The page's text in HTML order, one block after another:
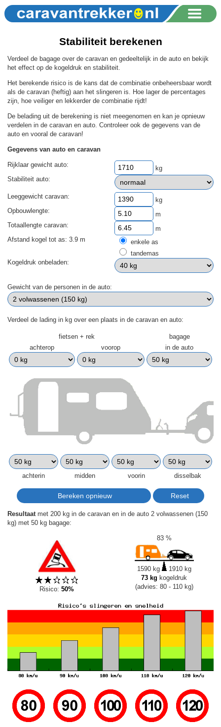
Stabiliteit berekenen
Verdeel de bagage over de caravan en gedeeltelijk in de auto en bekijk
het effect op de kogeldruk en stabiliteit.
Het berekende risico is de kans dat de combinatie onbeheersbaar wordt
als de caravan (heftig) aan het slingeren is. Hoe lager de percentages
zijn, hoe veiliger en lekkerder de combinatie rijdt!
De belading uit de berekening is niet meegenomen en kan je opnieuw
verdelen in de caravan en auto. Controleer ook de gegevens van de
auto en vooral de caravan!
Gegevens van auto en caravan
Rijklaar gewicht auto:
kg
Stabiliteit auto:
Leeggewicht caravan:
kg
Opbouwlengte:
m
Totaallengte caravan:
m
Afstand kogel tot as: 3.9 m
enkele as
tandemas
Kogeldruk onbeladen:
Gewicht van de personen in de auto:
Verdeel de lading in kg over een plaats in de caravan en auto:
fietsen + rek
bagage
achterop
voorop in de auto
achterin midden voorin disselbak
Resultaat met 200 kg in de caravan en in de auto 2 volwassenen (150
kg) met 50 kg bagage:
Risico:50%
83 %
1590 kg
1910 kg
73 kg kogeldruk
(advies: 80 - 110 kg)